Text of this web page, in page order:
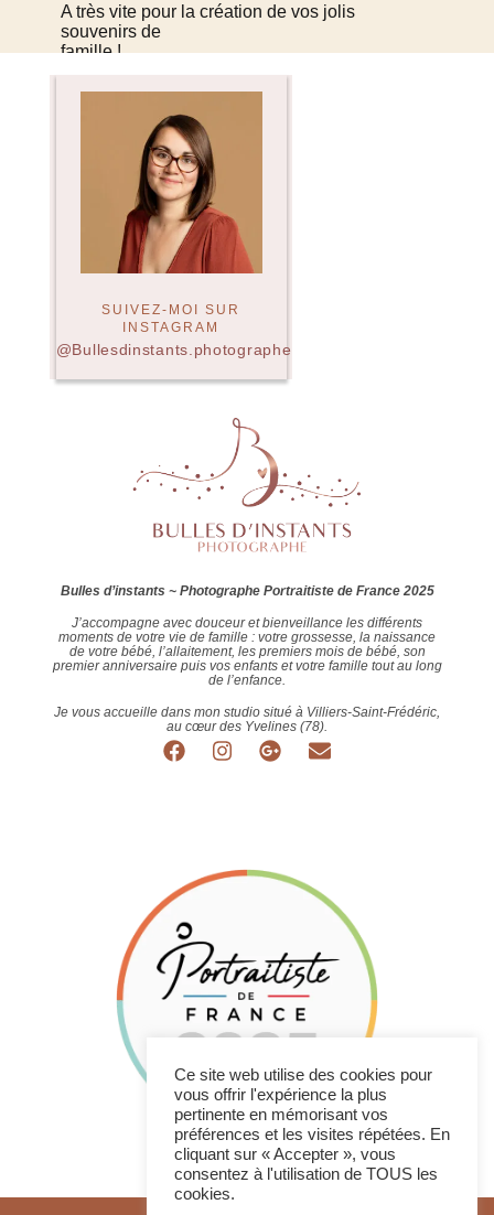
A très vite pour la création de vos jolis
souvenirs de
famille !
SUIVEZ-MOI SUR
INSTAGRAM
@Bullesdinstants.photographe
Bulles d’instants ~ Photographe Portraitiste de France 2025
J’accompagne avec douceur et bienveillance les différents
moments de votre vie de famille : votre grossesse, la naissance
de votre bébé, l’allaitement, les premiers mois de bébé, son
premier anniversaire puis vos enfants et votre famille tout au long
de l’enfance.
Je vous accueille dans mon studio situé à Villiers-Saint-Frédéric,
au cœur des Yvelines (78).
Ce site web utilise des cookies pour
vous offrir l'expérience la plus
pertinente en mémorisant vos
préférences et les visites répétées. En
cliquant sur « Accepter », vous
consentez à l'utilisation de TOUS les
cookies.